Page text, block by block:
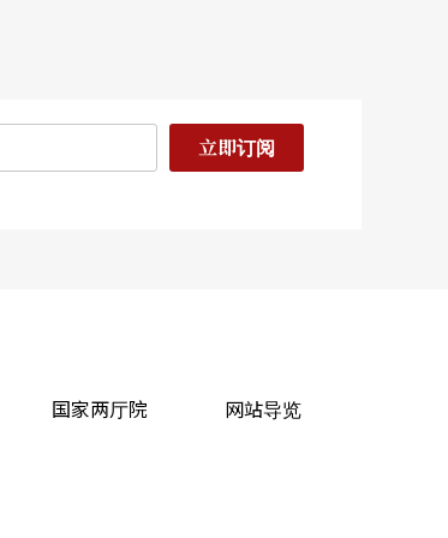
立即订阅
国家两厅院 网站导览